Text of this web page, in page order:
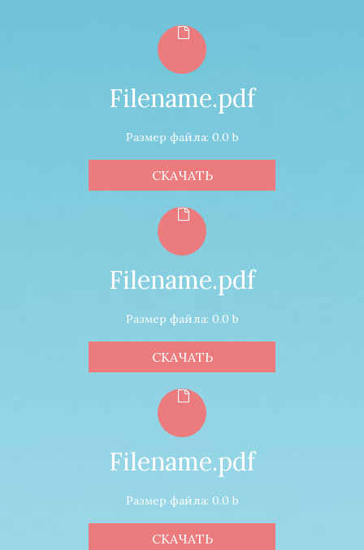
Filename.pdf
Размер файла: 0.0 b
СКАЧАТЬ
Filename.pdf
Размер файла: 0.0 b
СКАЧАТЬ
Filename.pdf
Размер файла: 0.0 b
СКАЧАТЬ